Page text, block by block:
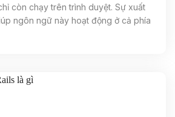
còn chạy trên trình duyệt. Sự xuất
ngôn ngữ này hoạt động ở cả phía